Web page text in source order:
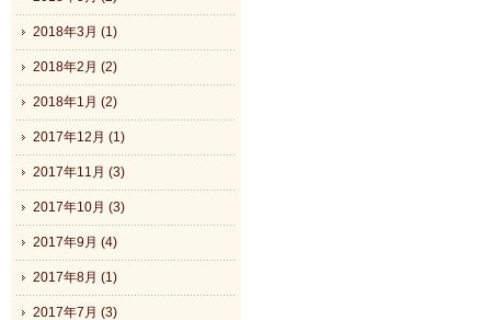
2018年3月 (1)
2018年2月 (2)
2018年1月 (2)
2017年12月 (1)
2017年11月 (3)
2017年10月 (3)
2017年9月 (4)
2017年8月 (1)
2017年7月 (3)